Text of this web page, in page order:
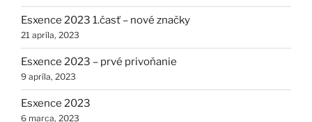
Esxence 2023 1.časť – nové značky
21 apríla, 2023
Esxence 2023 – prvé privoňanie
9 apríla, 2023
Esxence 2023
6 marca, 2023